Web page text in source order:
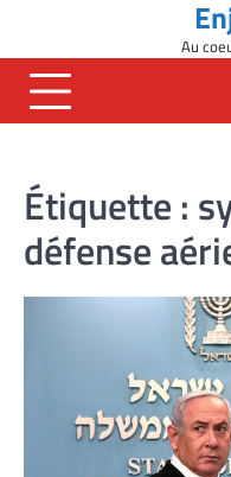
content
Au
Étiquette :
défense